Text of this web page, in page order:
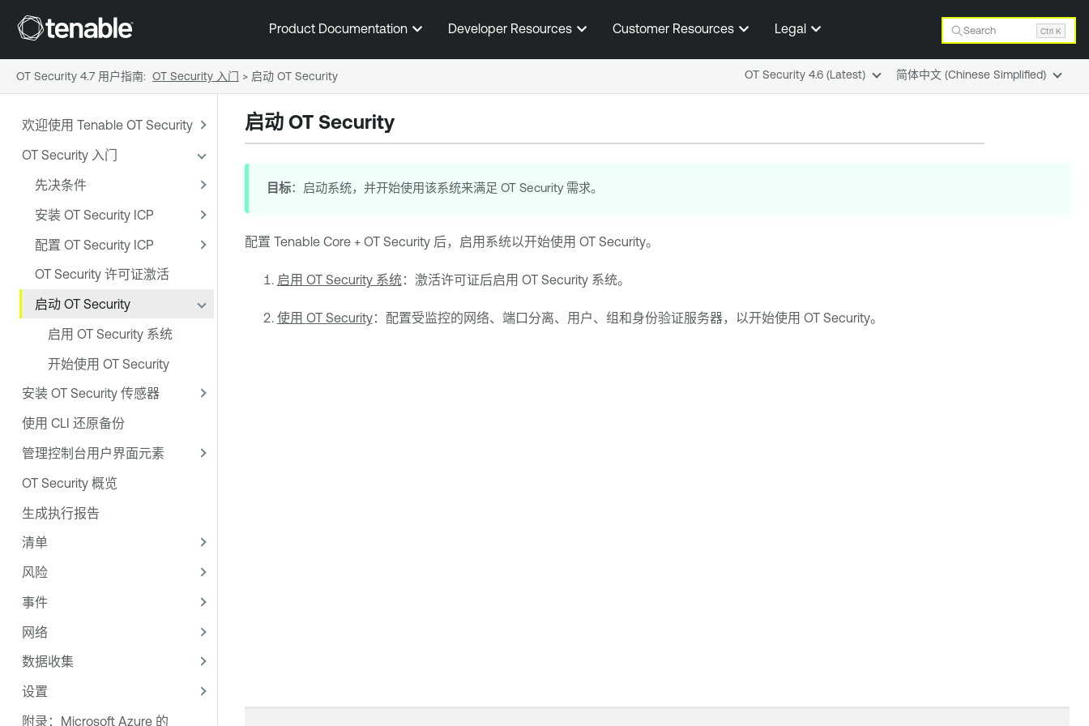
跳到主内容
Product Documentation Developer Resources Customer Resources Legal Search Ctrl K
欢迎使用 Tenable OT Security
OT Security 入门
先决条件
安装 OT Security ICP
配置 OT Security ICP
OT Security 许可证激活
启动 OT Security
启用 OT Security 系统
开始使用 OT Security
安装 OT Security 传感器
使用 CLI 还原备份
管理控制台用户界面元素
OT Security 概览
生成执行报告
清单
风险
事件
网络
数据收集
设置
附录：Microsoft Azure 的
启动 OT Security
目标：启动系统，并开始使用该系统来满足 OT Security 需求。
配置 Tenable Core+ OT Security后，启用系统以开始使用 OT Security。
启用 OT Security 系统：激活许可证后启用 OT Security系统。
使用 OT Security：配置受监控的网络、端口分离、用户、组和身份验证服务器，以开始使用 OT Security。
OT Security 4.7 用户指南: OT Security 入门 > 启动 OT Security OT Security 4.6 (Latest) 简体中文 (Chinese Simplified)